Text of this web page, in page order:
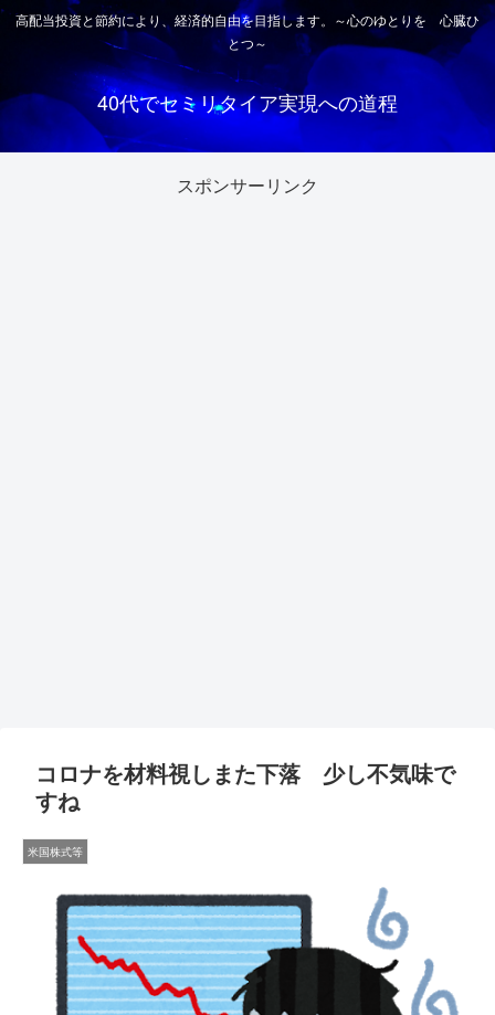
高配当投資と節約により、経済的自由を目指します。～心のゆとりを 心臓ひ
とつ～
40代でセミリタイア実現への道程
スポンサーリンク
コロナを材料視しまた下落 少し不気味で
すね
米国株式等